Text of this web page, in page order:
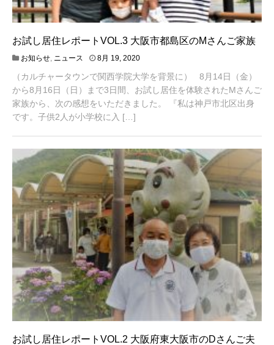
お試し居住レポートVOL.3 大阪市都島区のMさんご家族
お知らせ ニュース 8月 19, 20204
2
0
2
（カルチャータウンで関西学院大学を背景に） 8月14日（金）
から8月16日（日）まで3日間、お試し居住を体験されたMさんご
家族から、次の感想をいただきました。 『私は神戸市北区出身
です。子供2人が小学校に入 […]
お試し居住レポートVOL.2 大阪府東大阪市のDさんご夫